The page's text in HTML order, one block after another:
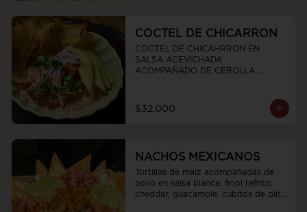
COCTEL DE CHICARRON
COCTEL DE CHICAHRRON EN
SALSA ACEVICHADA
ACOMPAÑADO DE CEBOLLA
$32.000
NACHOS MEXICANOS
Tortillas de maíz acompañadas de
pollo en salsa blanca, frijol refrito,
cheddar, guacamole, cubitos de piña